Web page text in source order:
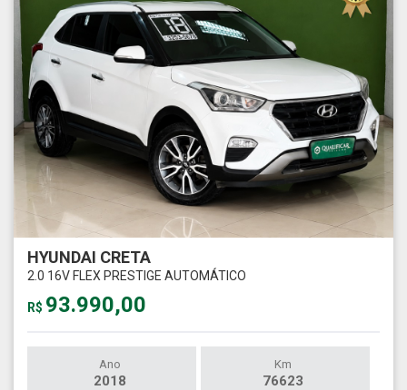
HYUNDAI CRETA
2.0 16V FLEX PRESTIGE AUTOMÁTICO
R$ 93.990,00
Ano
2018
Km
76623